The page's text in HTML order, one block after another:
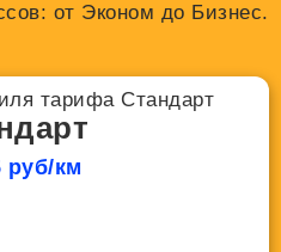
от Эконом до Бизнес.
руб/км